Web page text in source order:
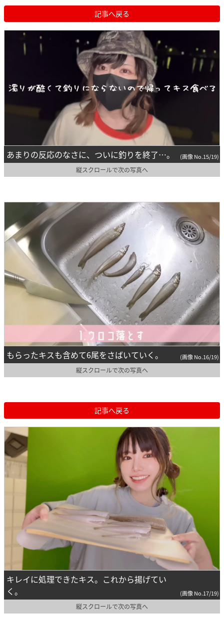
記事へ戻る
あまりの反応のなさに、ついに釣りを終了…。 (画像 No.15/19)
縦スクロールで次の写真へ
もらったキスも含めて6尾をさばいていく。 (画像 No.16/19)
縦スクロールで次の写真へ
記事へ戻る
キレイに処理できたキス。これから揚げてい
く。
(画像 No.17/19)
縦スクロールで次の写真へ